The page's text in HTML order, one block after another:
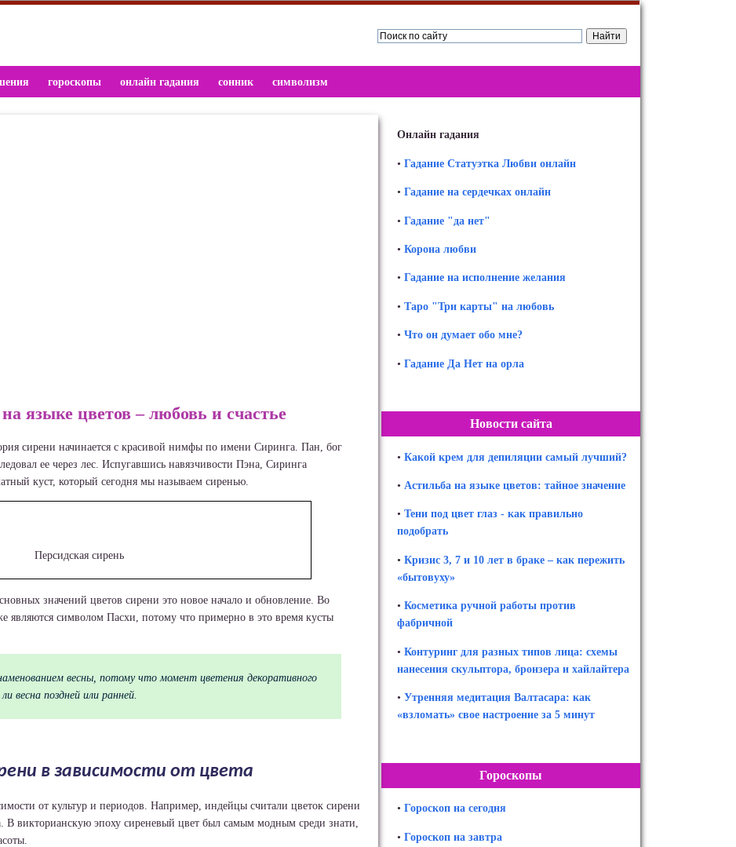
гороскопы онлайн гадания сонник символизм
языке цветов – любовь и счастье
сирени начинается с красивой нимфы по имени Сиринга. Пан, бог
ее через лес. Испугавшись навязчивости Пэна, Сиринга
куст, который сегодня мы называем сиренью.
Персидская сирень
значений цветов сирени это новое начало и обновление. Во
являются символом Пасхи, потому что примерно в это время кусты
весны, потому что момент цветения декоративного
весна поздней или ранней.
в зависимости от цвета
от культур и периодов. Например, индейцы считали цветок сирени
В викторианскую эпоху сиреневый цвет был самым модным среди знати,
Онлайн гадания
• Гадание Статуэтка Любви онлайн
• Гадание на сердечках онлайн
• Гадание "да нет"
• Корона любви
• Гадание на исполнение желания
• Таро "Три карты" на любовь
• Что он думает обо мне?
• Гадание Да Нет на орла
Новости сайта
• Какой крем для депиляции самый лучший?
• Астильба на языке цветов: тайное значение
• Тени под цвет глаз - как правильно
подобрать
• Кризис 3, 7 и 10 лет в браке – как пережить
«бытовуху»
• Косметика ручной работы против
фабричной
• Контуринг для разных типов лица: схемы
нанесения скульптора, бронзера и хайлайтера
• Утренняя медитация Валтасара: как
«взломать» свое настроение за 5 минут
Гороскопы
• Гороскоп на сегодня
• Гороскоп на завтра